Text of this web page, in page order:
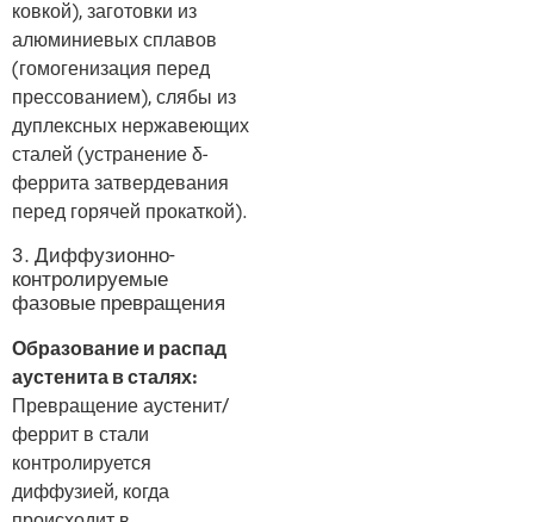
ковкой), заготовки из
алюминиевых сплавов
(гомогенизация перед
прессованием), слябы из
дуплексных нержавеющих
сталей (устранение δ-
феррита затвердевания
перед горячей прокаткой).
3. Диффузионно-
контролируемые
фазовые превращения
Образование и распад
аустенита в сталях:
Превращение аустенит/
феррит в стали
контролируется
диффузией, когда